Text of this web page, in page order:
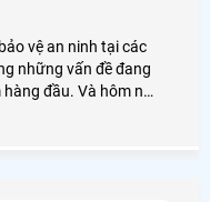
vệ an ninh tại các
những vấn đề đang
Và hôm nay